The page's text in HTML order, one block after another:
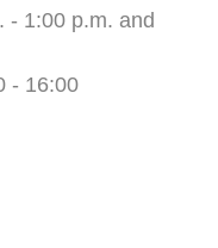
- 1:00 p.m. and
- 16:00